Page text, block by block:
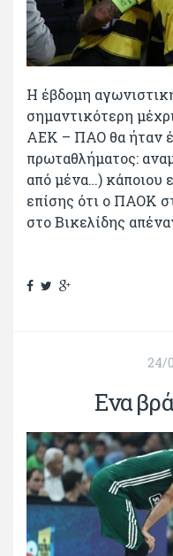
Η έβδομη
σημαντικότερη
ΑΕΚ – ΠΑΟ θα ήταν
πρωταθλήματος:
από μένα…) κάποιου
επίσης ότι ο ΠΑΟΚ
στο Βικελίδης
24/
Ενα